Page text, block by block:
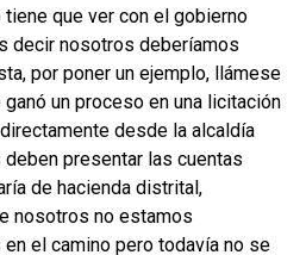
que ver con el gobierno
decir nosotros deberíamos
por poner un ejemplo, llámese
un proceso en una licitación
desde la alcaldía
presentar las cuentas
de hacienda distrital,
nosotros no estamos
el camino pero todavía no se